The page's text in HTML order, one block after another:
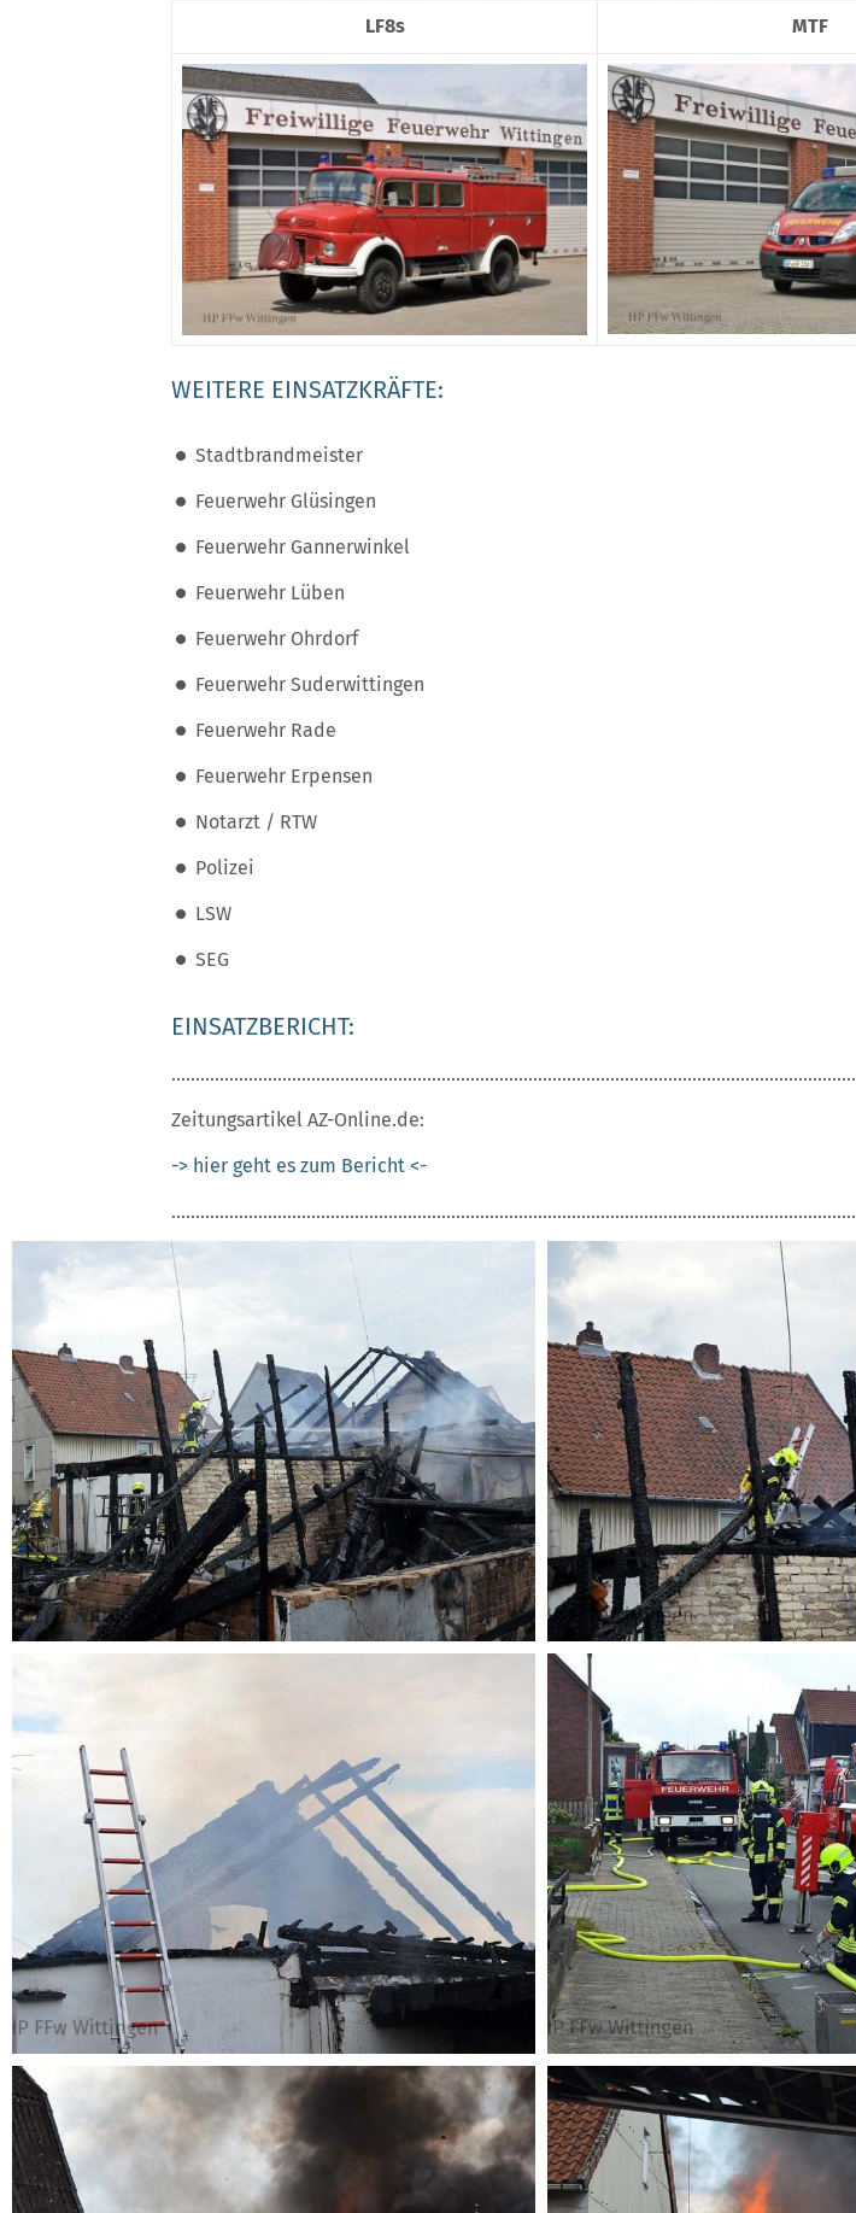
LF8s MTF
WEITERE EINSATZKRÄFTE:
Stadtbrandmeister
Feuerwehr Glüsingen
Feuerwehr Gannerwinkel
Feuerwehr Lüben
Feuerwehr Ohrdorf
Feuerwehr Suderwittingen
Feuerwehr Rade
Feuerwehr Erpensen
Notarzt / RTW
Polizei
LSW
SEG
EINSATZBERICHT:
Zeitungsartikel AZ-Online.de:
-> hier geht es zum Bericht <-